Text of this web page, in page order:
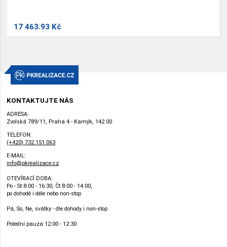
17 463.93 Kč
KONTAKTUJTE NÁS
ADRESA:
Zvolská 789/11, Praha 4 - Kamýk, 142 00
TELEFON:
(+420) 732 151 063
E-MAIL:
info@pkrealizace.cz
OTEVÍRACÍ DOBA:
Po - St 8:00 - 16:30, Čt 8:00 - 14:00,
po dohodě i déle nebo non-stop
Pá, So, Ne, svátky - dle dohody i non-stop
Polední pauza 12:00 - 12:30